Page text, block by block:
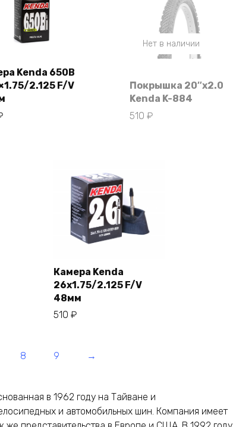
Kenda 650B
2.125 F/V
Нет в наличии
Покрышка 20″х2.0
Kenda K-884
510₽
Камера Kenda
26х1.75/2.125 F/V
48мм
510 ₽
8 9 →
в 1962 году на Тайване и
и автомобильных шин. Компания имеет